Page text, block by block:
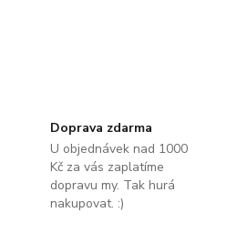
Doprava zdarma
U objednávek nad 1000
Kč za vás zaplatíme
dopravu my. Tak hurá
nakupovat. :)